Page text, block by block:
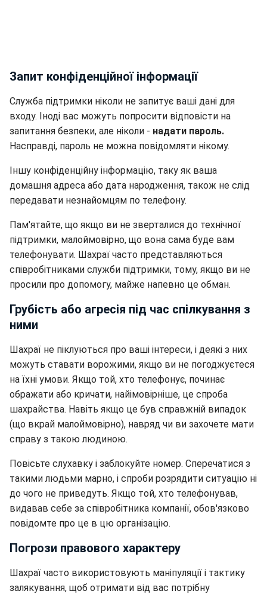
Запит конфіденційної інформації
Служба підтримки ніколи не запитує ваші дані для
входу. Іноді вас можуть попросити відповісти на
запитання безпеки, але ніколи - надати пароль.
Насправді, пароль не можна повідомляти нікому.
Іншу конфіденційну інформацію, таку як ваша
домашня адреса або дата народження, також не слід
передавати незнайомцям по телефону.
Пам'ятайте, що якщо ви не зверталися до технічної
підтримки, малоймовірно, що вона сама буде вам
телефонувати. Шахраї часто представляються
співробітниками служби підтримки, тому, якщо ви не
просили про допомогу, майже напевно це обман.
Грубість або агресія під час спілкування з
ними
Шахраї не піклуються про ваші інтереси, і деякі з них
можуть ставати ворожими, якщо ви не погоджуєтеся
на їхні умови. Якщо той, хто телефонує, починає
ображати або кричати, найімовірніше, це спроба
шахрайства. Навіть якщо це був справжній випадок
(що вкрай малоймовірно), навряд чи ви захочете мати
справу з такою людиною.
Повісьте слухавку і заблокуйте номер. Сперечатися з
такими людьми марно, і спроби розрядити ситуацію ні
до чого не приведуть. Якщо той, хто телефонував,
видавав себе за співробітника компанії, обов'язково
повідомте про це в цю організацію.
Погрози правового характеру
Шахраї часто використовують маніпуляції і тактику
залякування, щоб отримати від вас потрібну